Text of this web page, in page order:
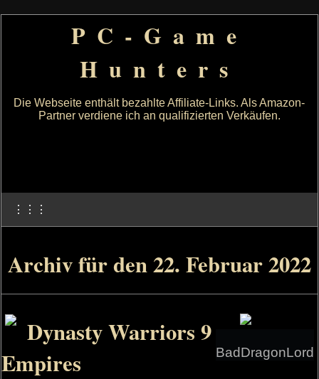
PC-Game
Hunters
Die Webseite enthält bezahlte Affiliate-Links. Als Amazon-
Partner verdiene ich an qualifizierten Verkäufen.
⋮⋮⋮
Archiv für den 22. Februar 2022
BadDragonLord
Dynasty Warriors 9
Empires